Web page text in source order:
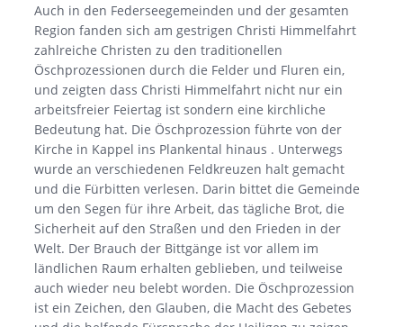
Auch in den Federseegemeinden und der gesamten
Region fanden sich am gestrigen Christi Himmelfahrt
zahlreiche Christen zu den traditionellen
Öschprozessionen durch die Felder und Fluren ein,
und zeigten dass Christi Himmelfahrt nicht nur ein
arbeitsfreier Feiertag ist sondern eine kirchliche
Bedeutung hat. Die Öschprozession führte von der
Kirche in Kappel ins Plankental hinaus . Unterwegs
wurde an verschiedenen Feldkreuzen halt gemacht
und die Fürbitten verlesen. Darin bittet die Gemeinde
um den Segen für ihre Arbeit, das tägliche Brot, die
Sicherheit auf den Straßen und den Frieden in der
Welt. Der Brauch der Bittgänge ist vor allem im
ländlichen Raum erhalten geblieben, und teilweise
auch wieder neu belebt worden. Die Öschprozession
ist ein Zeichen, den Glauben, die Macht des Gebetes